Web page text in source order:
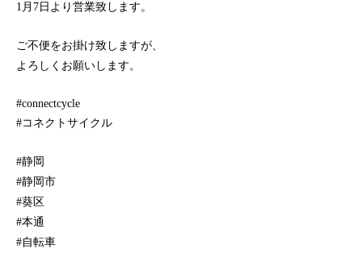
1月7日より営業致します。
ご不便をお掛け致しますが、
よろしくお願いします。
#connectcycle
#コネクトサイクル
#静岡
#静岡市
#葵区
#本通
#自転車